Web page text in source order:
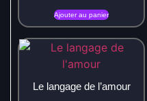
Ajouter au panier
Le langage de l’amour